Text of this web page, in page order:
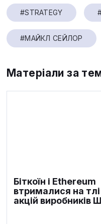
#STRATEGY
#МАЙКЛ СЕЙЛОР
Матеріали за
Біткоїн і Ethereum
втрималися на
акцій виробників